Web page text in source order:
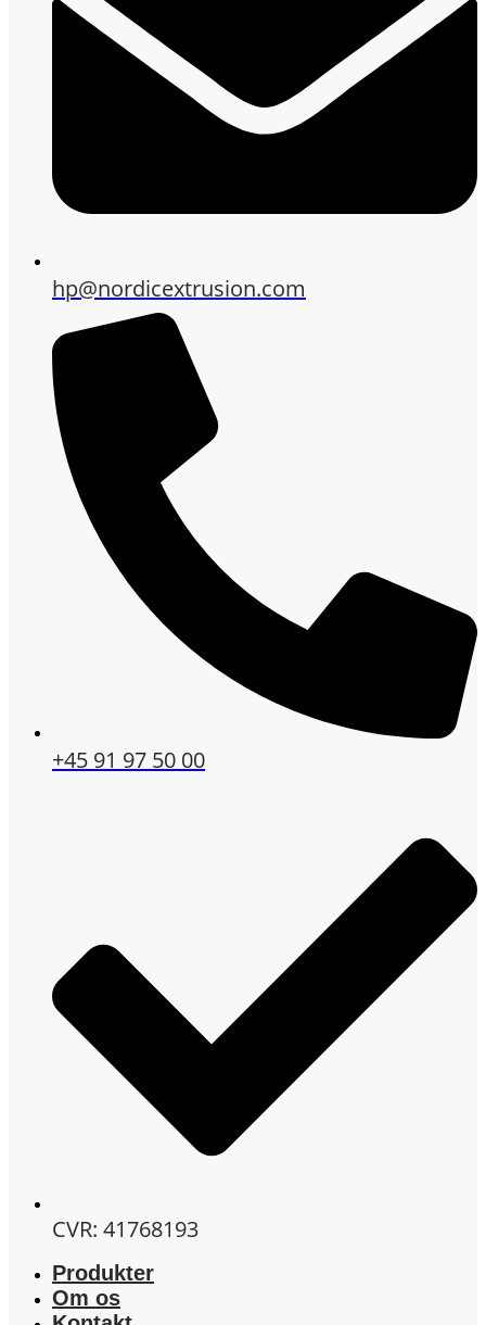
hp@nordicextrusion.com
+45 91 97 50 00
CVR: 41768193
Menu
Produkter
Om os